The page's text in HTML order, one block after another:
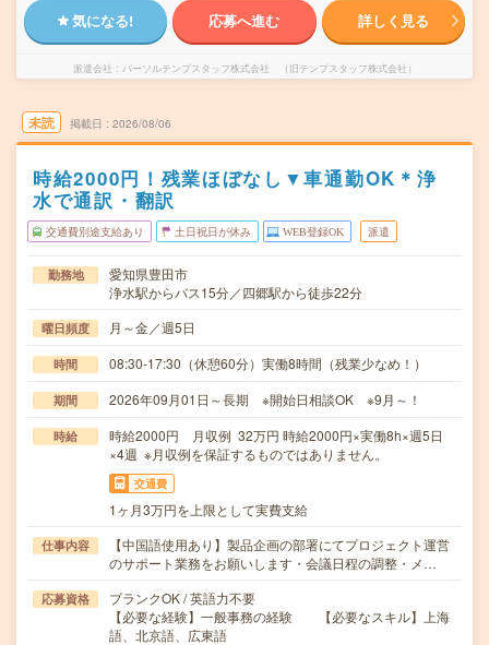
気になる! 応募へ進む 詳しく見る
派遣会社 パーソルテンプスタッフ株式会社 （旧テンプスタッフ株式会社）
未読 掲載日 2026/08/06
時給2000円！残業ほぼなし▼車通勤OK＊浄
水で通訳・翻訳
交通費別途支給あり 土日祝日が休み WEB登録OK 派遣
勤務地
愛知県豊田市
浄水駅からバス15分／四郷駅から徒歩22分
曜日頻度 月～金／週5日
時間 08:30-17:30（休憩60分）実働8時間（残業少なめ！）
期間 2026年09月01日～長期 ※開始日相談OK ※9月～！
時給
時給2000円 月収例 32万円 時給2000円×実働8h×週5日
×4週 ※月収例を保証するものではありません。
交通費
1ヶ月3万円を上限として実費支給
仕事内容
【中国語使用あり】製品企画の部署にてプロジェクト運営
のサポート業務をお願いします・会議日程の調整・メ…
応募資格
ブランクOK / 英語力不要
【必要な経験】一般事務の経験 【必要なスキル】上海
語、北京語、広東語